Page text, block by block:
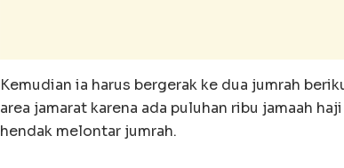
Kemudian ia harus bergerak ke dua jumrah
area jamarat karena ada puluhan ribu jamaah
hendak melontar jumrah.